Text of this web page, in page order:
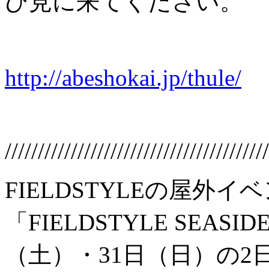
http://abeshokai.jp/thule/
FIELDSTYLEの屋外イ
「FIELDSTYLE
（土）・31日（日）の